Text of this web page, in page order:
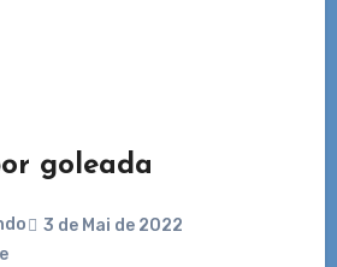
goleada
3 de Mai de 2022